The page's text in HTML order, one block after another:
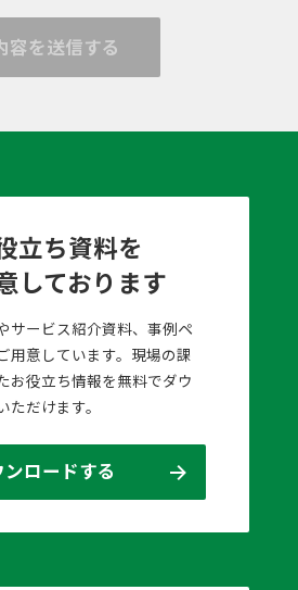
容を送信する
立ち資料を
しております
サービス紹介資料、事例ペ
用意しています。現場の課
お役立ち情報を無料でダウ
ただけます。
ロードする